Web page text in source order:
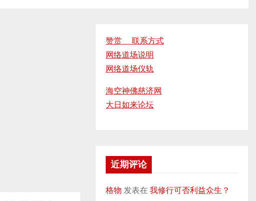
赞赏 联系方式
网络道场说明
网络道场仪轨
海空神佛慈济网
大日如来论坛
近期评论
格物 发表在 我修行可否利益众生？